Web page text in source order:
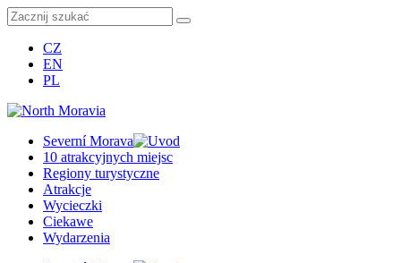
CZ
EN
PL
Severní Morava
10 atrakcyjnych miejsc
Regiony turystyczne
Atrakcje
Wycieczki
Ciekawe
Wydarzenia